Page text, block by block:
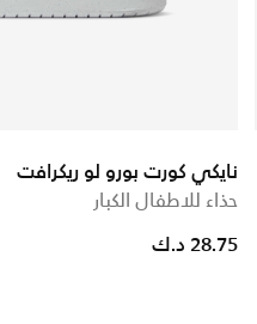
نايكي كورت بورو لو ريكرافت
حذاء للاطفال الكبار
28.75 د.ك